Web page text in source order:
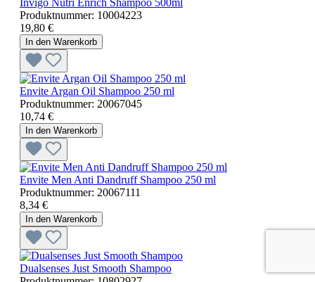
Invigo Nutri Enrich Shampoo 500ml
Produktnummer: 10004223
19,80 €
In den Warenkorb
Envite Argan Oil Shampoo 250 ml
Produktnummer: 20067045
10,74 €
In den Warenkorb
Envite Men Anti Dandruff Shampoo 250 ml
Produktnummer: 20067111
8,34 €
In den Warenkorb
Dualsenses Just Smooth Shampoo